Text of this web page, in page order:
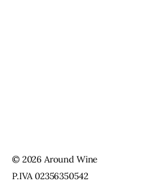
© 2026 Around Wine
P.IVA 02356350542